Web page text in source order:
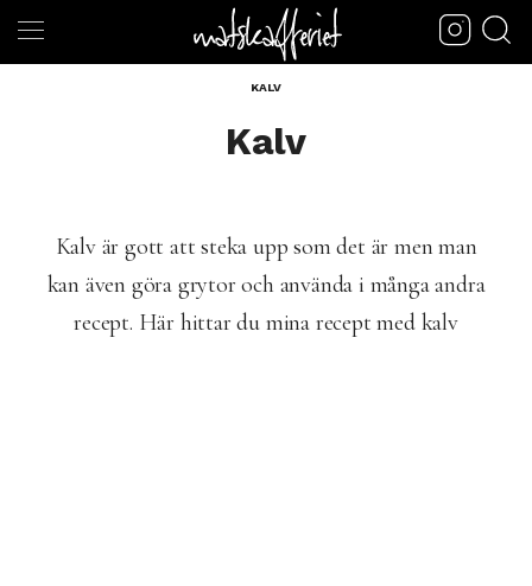
KALV
Kalv
Kalv är gott att steka upp som det är men man
kan även göra grytor och använda i många andra
recept. Här hittar du mina recept med kalv